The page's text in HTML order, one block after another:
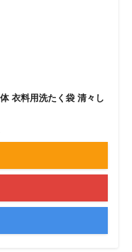
衣料用洗たく袋 清々し